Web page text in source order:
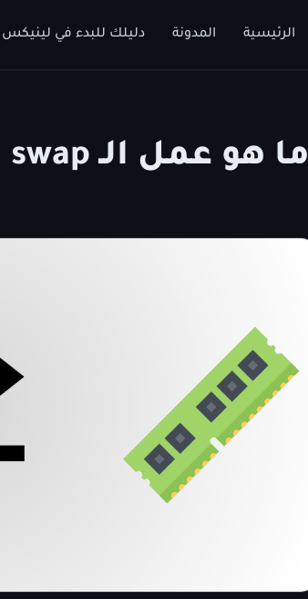
الرئيسية المدونة دليلك للبدء في لينيكس
ما هو عمل الـ swap في لينيكس